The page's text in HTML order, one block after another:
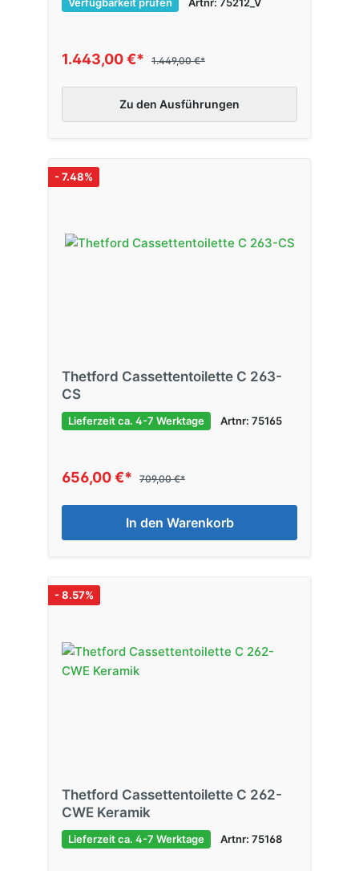
1.443,00 €* 1.449,00 €*
Zu den Ausführungen
- 7.48%
Thetford Cassettentoilette C 263-
CS
Lieferzeit ca. 4-7 Werktage Artnr: 75165
656,00 €* 709,00 €*
In den Warenkorb
- 8.57%
Thetford Cassettentoilette C 262-
CWE Keramik
Lieferzeit ca. 4-7 Werktage Artnr: 75168